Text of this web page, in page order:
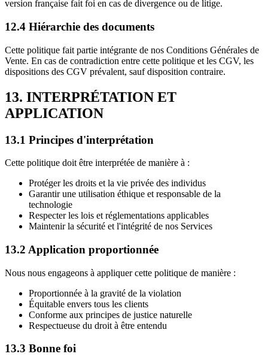
version française fait foi en cas de divergence ou de litige.
12.4 Hiérarchie des documents
Cette politique fait partie intégrante de nos Conditions Générales de
Vente. En cas de contradiction entre cette politique et les CGV, les
dispositions des CGV prévalent, sauf disposition contraire.
13. INTERPRÉTATION ET
APPLICATION
13.1 Principes d'interprétation
Cette politique doit être interprétée de manière à :
Protéger les droits et la vie privée des individus
Garantir une utilisation éthique et responsable de la
technologie
Respecter les lois et réglementations applicables
Maintenir la sécurité et l'intégrité de nos Services
13.2 Application proportionnée
Nous nous engageons à appliquer cette politique de manière :
Proportionnée à la gravité de la violation
Équitable envers tous les clients
Conforme aux principes de justice naturelle
Respectueuse du droit à être entendu
13.3 Bonne foi